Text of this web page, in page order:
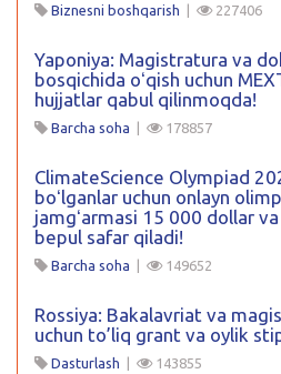
Biznesni boshqarish | 227406
Yaponiya: Magistratura va
bosqichida oʻqish uchun
hujjatlar qabul qilinmoqda!
Barcha soha | 178857
ClimateScience Olympiad
boʻlganlar uchun onlayn
jamgʻarmasi 15 000 dollar
bepul safar qiladi!
Barcha soha | 149652
Rossiya: Bakalavriat va
uchun to’liq grant va oylik
Dasturlash | 143855